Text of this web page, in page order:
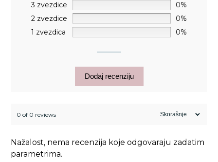
3 zvezdice
0%
2 zvezdice
0%
1 zvezdica
0%
Dodaj recenziju
0 of 0 reviews
Nažalost, nema recenzija koje odgovaraju zadatim
parametrima.